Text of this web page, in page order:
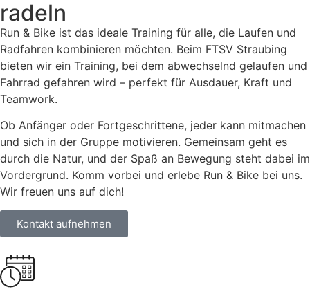
radeln
Run & Bike ist das ideale Training für alle, die Laufen und
Radfahren kombinieren möchten. Beim FTSV Straubing
bieten wir ein Training, bei dem abwechselnd gelaufen und
Fahrrad gefahren wird – perfekt für Ausdauer, Kraft und
Teamwork.
Ob Anfänger oder Fortgeschrittene, jeder kann mitmachen
und sich in der Gruppe motivieren. Gemeinsam geht es
durch die Natur, und der Spaß an Bewegung steht dabei im
Vordergrund. Komm vorbei und erlebe Run & Bike bei uns.
Wir freuen uns auf dich!
Kontakt aufnehmen